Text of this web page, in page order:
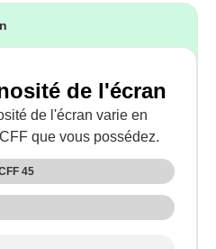
de l'écran
de l'écran varie en
que vous possédez.
45